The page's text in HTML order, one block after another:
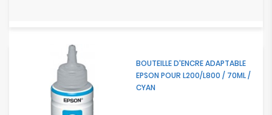
BOUTEILLE D'ENCRE ADAPTABLE
EPSON POUR L200/L800 / 70ML /
CYAN